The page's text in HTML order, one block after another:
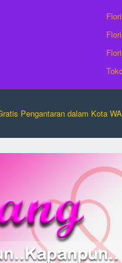
Pengantaran dalam Kota